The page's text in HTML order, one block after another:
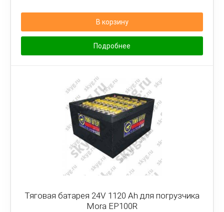
В корзину
Подробнее
Тяговая батарея 24V 1120 Ah для погрузчика
Mora EP100R